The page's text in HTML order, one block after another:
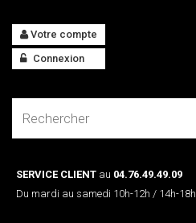
Votre compte
Connexion
SERVICE CLIENT au 04.76.49.49.09
Du mardi au samedi 10h-12h / 14h-18h